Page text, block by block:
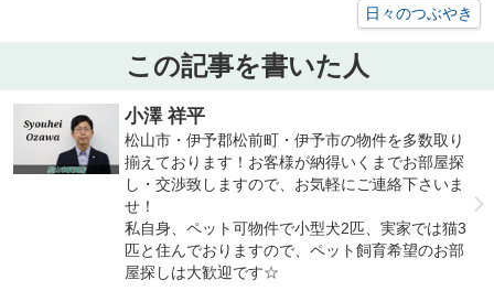
日々のつぶやき
この記事を書いた人
小澤 祥平
松山市・伊予郡松前町・伊予市の物件を多数取り
揃えております！お客様が納得いくまでお部屋探
し・交渉致しますので、お気軽にご連絡下さいま
せ！
私自身、ペット可物件で小型犬2匹、実家では猫3
匹と住んでおりますので、ペット飼育希望のお部
屋探しは大歓迎です☆